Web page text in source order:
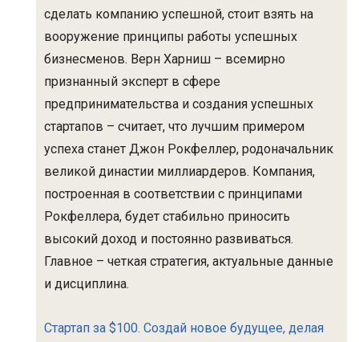
сделать компанию успешной, стоит взять на
вооружение принципы работы успешных
бизнесменов. Верн Харниш – всемирно
признанный эксперт в сфере
предпринимательства и создания успешных
стартапов – считает, что лучшим примером
успеха станет Джон Рокфеллер, родоначальник
великой династии миллиардеров. Компания,
построенная в соответствии с принципами
Рокфеллера, будет стабильно приносить
высокий доход и постоянно развиваться.
Главное – четкая стратегия, актуальные данные
и дисциплина.
Стартап за $100. Создай новое будущее, делая